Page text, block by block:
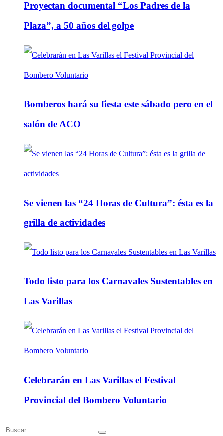
Proyectan documental “Los Padres de la
Plaza”, a 50 años del golpe
Bomberos hará su fiesta este sábado pero en el
salón de ACO
Se vienen las “24 Horas de Cultura”: ésta es la
grilla de actividades
Todo listo para los Carnavales Sustentables en
Las Varillas
Celebrarán en Las Varillas el Festival
Provincial del Bombero Voluntario